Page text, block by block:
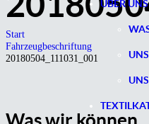
ÜBER UNS
Start
Fahrzeugbeschriftung
20180504_111031_001
Was wir können